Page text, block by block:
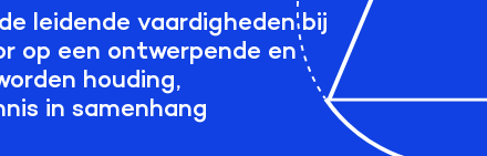
leidende vaardigheden bij
op een ontwerpende en
houding,
in samenhang